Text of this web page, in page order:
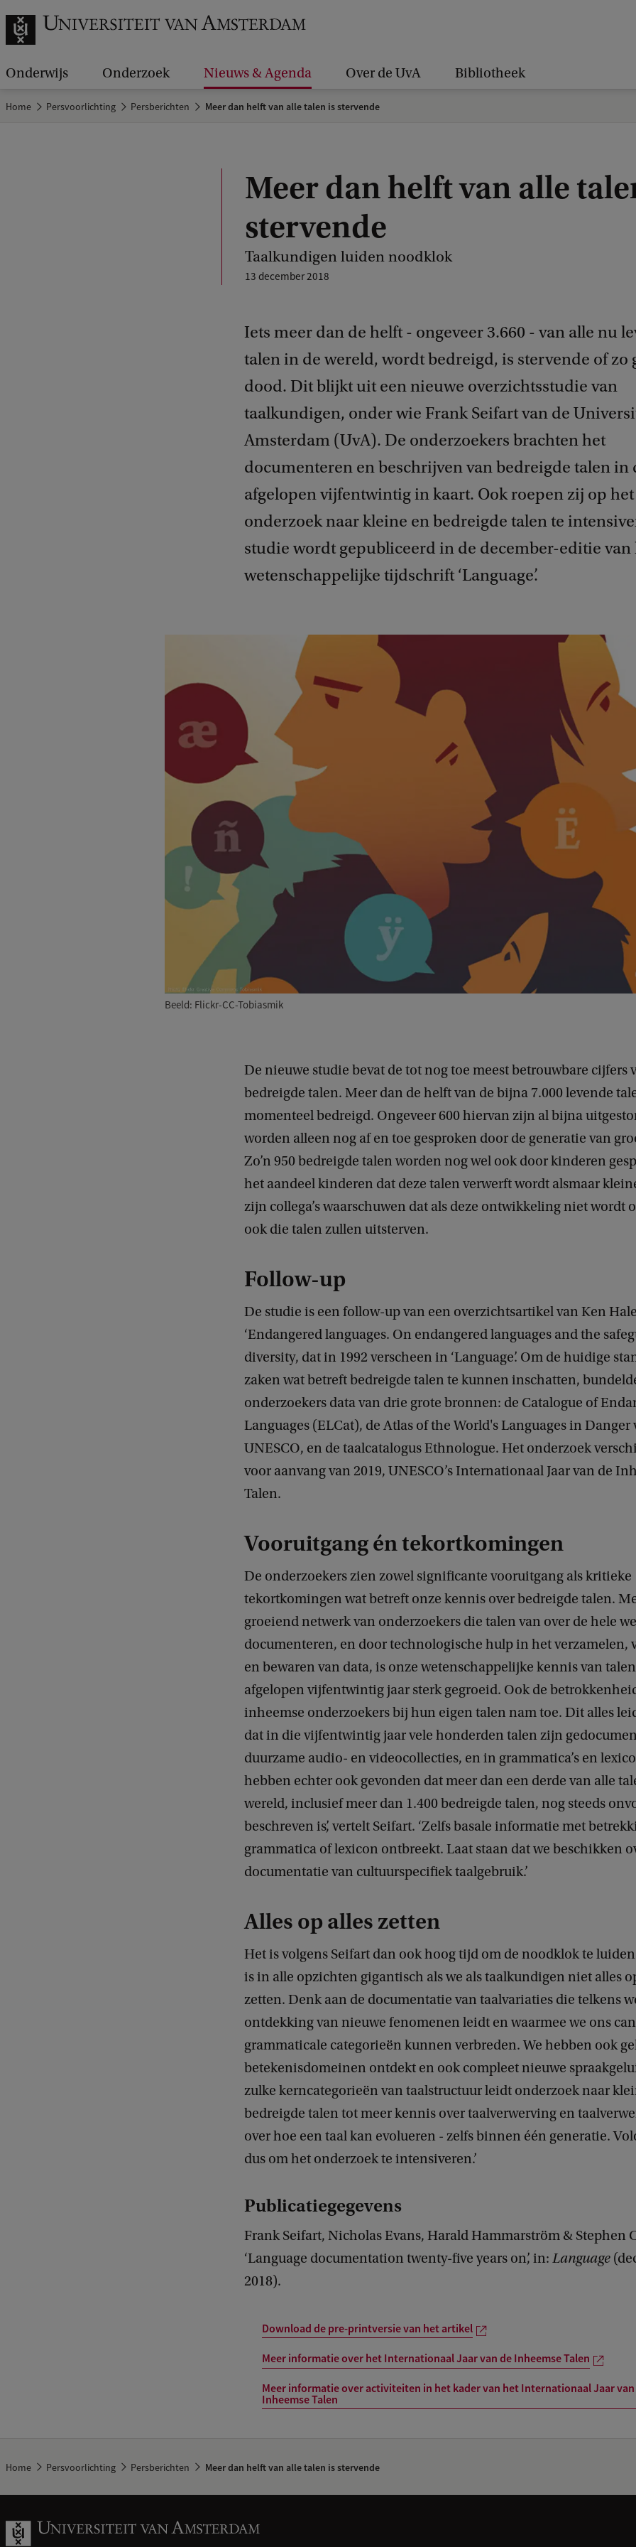
Onderwijs Onderzoek Nieuws & Agenda Over de UvA Bibliotheek
Home Persvoorlichting Persberichten Meer dan helft van alle talen is stervende
Meer dan helft van alle
stervende
Taalkundigen luiden noodklok
13 december 2018
Iets meer dan de helft - ongeveer 3.660 - van alle nu
talen in de wereld, wordt bedreigd, is stervende of zo
dood. Dit blijkt uit een nieuwe overzichtsstudie van
taalkundigen, onder wie Frank Seifart van de
Amsterdam (UvA). De onderzoekers brachten het
documenteren en beschrijven van bedreigde talen in
afgelopen vijfentwintig in kaart. Ook roepen zij op het
onderzoek naar kleine en bedreigde talen te
studie wordt gepubliceerd in de december-editie van
wetenschappelijke tijdschrift ‘Language’.
Beeld: Flickr-CC-Tobiasmik
De nieuwe studie bevat de tot nog toe meest betrouwbare cijfers
bedreigde talen. Meer dan de helft van de bijna 7.000 levende
momenteel bedreigd. Ongeveer 600 hiervan zijn al bijna
worden alleen nog af en toe gesproken door de generatie van
Zo’n 950 bedreigde talen worden nog wel ook door kinderen
het aandeel kinderen dat deze talen verwerft wordt alsmaar
zijn collega’s waarschuwen dat als deze ontwikkeling niet wordt
ook die talen zullen uitsterven.
Follow-up
De studie is een follow-up van een overzichtsartikel van Ken
‘Endangered languages. On endangered languages and the
diversity, dat in 1992 verscheen in ‘Language’. Om de huidige
zaken wat betreft bedreigde talen te kunnen inschatten,
onderzoekers data van drie grote bronnen: de Catalogue of
Languages (ELCat), de Atlas of the World's Languages in Danger
UNESCO, en de taalcatalogus Ethnologue. Het onderzoek
voor aanvang van 2019, UNESCO’s Internationaal Jaar van de
Talen.
Vooruitgang én tekortkomingen
De onderzoekers zien zowel significante vooruitgang als kritieke
tekortkomingen wat betreft onze kennis over bedreigde talen.
groeiend netwerk van onderzoekers die talen van over de hele
documenteren, en door technologische hulp in het verzamelen,
en bewaren van data, is onze wetenschappelijke kennis van
afgelopen vijfentwintig jaar sterk gegroeid. Ook de
inheemse onderzoekers bij hun eigen talen nam toe. Dit alles
dat in die vijfentwintig jaar vele honderden talen zijn
duurzame audio- en videocollecties, en in grammatica’s en
hebben echter ook gevonden dat meer dan een derde van alle
wereld, inclusief meer dan 1.400 bedreigde talen, nog steeds
beschreven is’, vertelt Seifart. ‘Zelfs basale informatie met
grammatica of lexicon ontbreekt. Laat staan dat we beschikken
documentatie van cultuurspecifiek taalgebruik.’
Alles op alles zetten
Het is volgens Seifart dan ook hoog tijd om de noodklok te
is in alle opzichten gigantisch als we als taalkundigen niet alles
zetten. Denk aan de documentatie van taalvariaties die telkens
ontdekking van nieuwe fenomenen leidt en waarmee we ons
grammaticale categorieën kunnen verbreden. We hebben ook
betekenisdomeinen ontdekt en ook compleet nieuwe
zulke kerncategorieën van taalstructuur leidt onderzoek naar
bedreigde talen tot meer kennis over taalverwerving en
over hoe een taal kan evolueren - zelfs binnen één generatie.
dus om het onderzoek te intensiveren.’
Publicatiegegevens
Frank Seifart, Nicholas Evans, Harald Hammarström & Stephen
‘Language documentation twenty-five years on’, in: Language
2018).
Download de pre-printversie van het artikel
Meer informatie over het Internationaal Jaar van de Inheemse Talen
Meer informatie over activiteiten in het kader van het Internationaal Jaar
Inheemse Talen
Home Persvoorlichting Persberichten Meer dan helft van alle talen is stervende